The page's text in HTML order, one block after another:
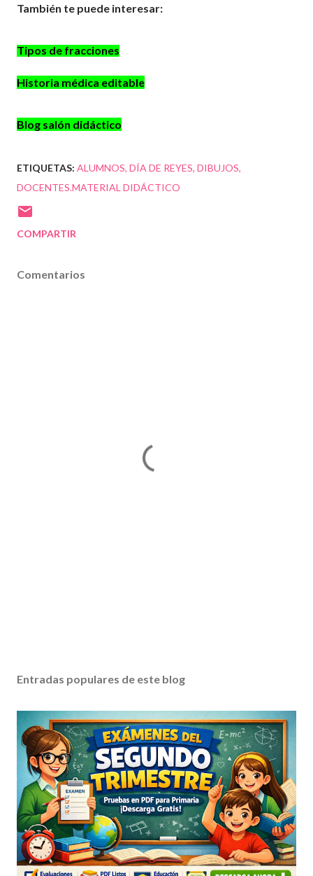
También te puede interesar:
Tipos de fracciones
Historia médica editable
Blog salón didáctico
ETIQUETAS: ALUMNOS DÍA DE REYES DIBUJOS
DOCENTES.MATERIAL DIDÁCTICO
COMPARTIR
Comentarios
Entradas populares de este blog